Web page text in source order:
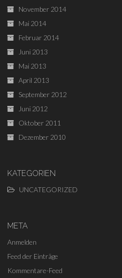
November 2014
Mai 2014
Februar 2014
Juni 2013
Mai 2013
April 2013
September 2012
Juni 2012
Oktober 2011
Dezember 2010
KATEGORIEN
UNCATEGORIZED
META
Anmelden
Feed der Einträge
Kommentare-Feed